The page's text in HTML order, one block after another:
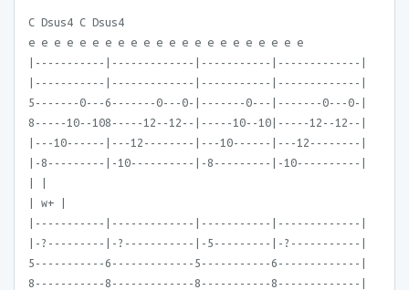
C Dsus4 C Dsus4
e e e e e e e e e e e e e e e e e e e e e e
|-----------|-------------|-----------|-------------|
|-----------|-------------|-----------|-------------|
5-------0---6-------0---0-|-------0---|-------0---0-|
8-----10--108-----12--12--|-----10--10|-----12--12--|
|---10------|---12--------|---10------|---12--------|
|-8---------|-10----------|-8---------|-10----------|
| w+ |
|-----------|-------------|-----------|-------------|
|-?---------|-?-----------|-5---------|-?-----------|
5-----------6-------------5-----------6-------------|
8-----------8-------------8-----------8-------------|